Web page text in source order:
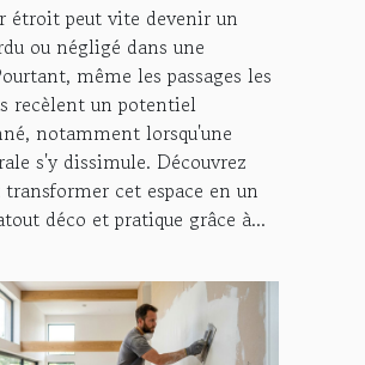
étroit peut vite devenir un
ou négligé dans une
même les passages les
recèlent un potentiel
notamment lorsqu'une
s'y dissimule. Découvrez
cet espace en un
déco et pratique grâce à...